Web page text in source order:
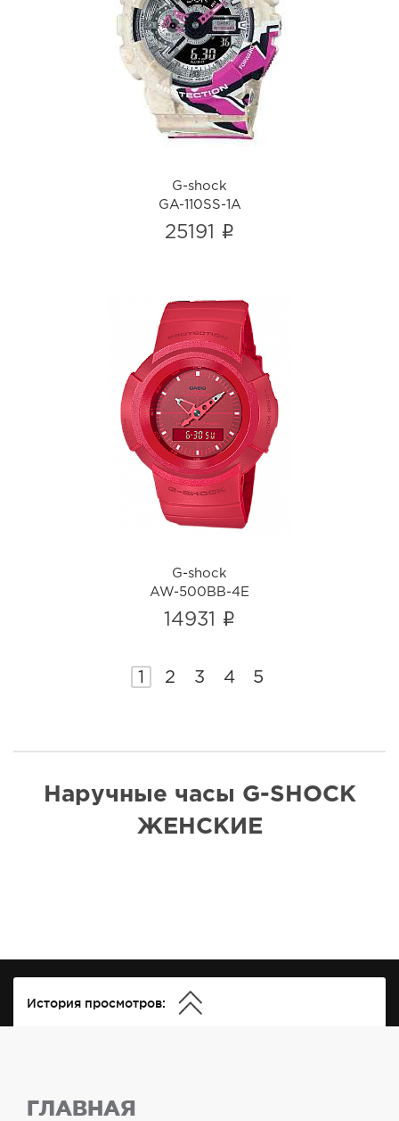
G-shock
GA-110SS-1A
i
G-shock
GA-110SS-1A
25191 i
G-shock
AW-500BB-4E
i
G-shock
AW-500BB-4E
14931 i
1 2 3 4 5
Наручные часы G-SHOCK
ЖЕНСКИЕ
История просмотров:
ГЛАВНАЯ